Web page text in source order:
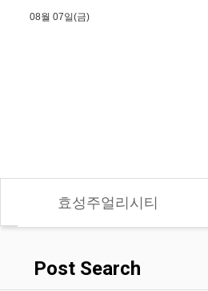
08월 07일(금)
효성주얼리시티
Post Search